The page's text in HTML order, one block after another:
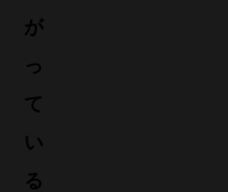
が
っ
て
い
る